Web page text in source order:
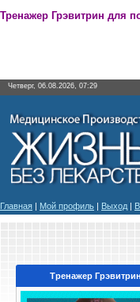
Тренажер Грэвитрин для
Четверг, 06.08.2026, 07:29
Главная | Мой профиль | Выход |
Тренажер Грэвитрин